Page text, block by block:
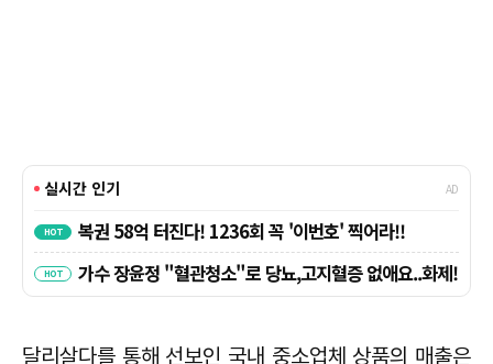
달리살다를 통해 선보인 국내 중소업체 상품의 매출은